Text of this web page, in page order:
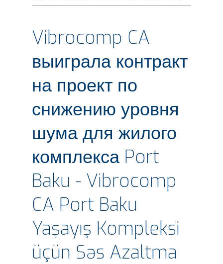
Vibrocomp CA
выиграла контракт
на проект по
снижению уровня
шума для жилого
комплекса Port
Baku - Vibrocomp
CA Port Baku
Yaşayış Kompleksi
üçün Səs Azaltma